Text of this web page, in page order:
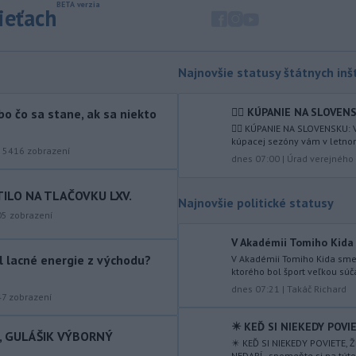
vyhlásil v súvislosti s požiarom
veľkého rozsahu vo Vojenskom
situáciu. Jej vyhlásenie umožní v
dotknutej lokalite efektívnejšiu
koordináciu nasadených síl a
- Drastické suchá a horúčavy
musia viesť k razantnejšej ochrane
Prevádzka na
medzinárodnom letisku Catania–
bola v sobotu neskoro popoludní opäť
obnovená. Pozastavenie príletov
čo sa stane, ak sa niekto
5416 zobrazení
NA TLAČOVKU LXV.
zobrazení
lacné energie z východu?
zobrazení
GULÁŠIK VÝBORNÝ
Najnovšie statusy štátnych
🏊‍♀ KÚPANIE NA
🏊‍♀ KÚPANIE NA
kúpacej sezóny vám v
dnes 07:00 | Úrad
Najnovšie politické statusy
V Akadémii Tomiho
V Akadémii Tomiho Kida
ktorého bol šport veľkou
dnes 07:21 | Takáč Richard
✴️ KEĎ SI NIEKEDY
✴️ KEĎ SI NIEKEDY POVIETE,